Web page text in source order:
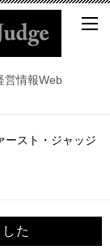
営情報Web
ースト・ジャッジ
た